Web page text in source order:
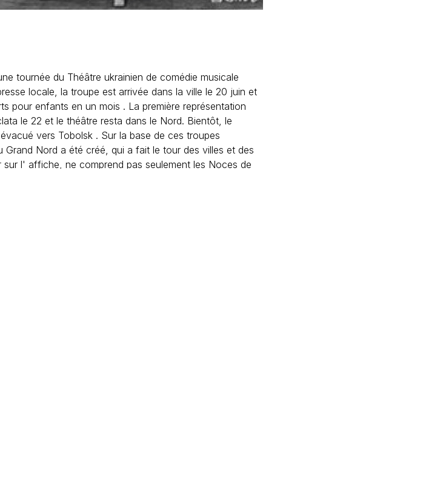
tournée du Théâtre ukrainien de comédie musicale
locale, la troupe est arrivée dans la ville le 20 juin et
pour enfants en un mois . La première représentation
le 22 et le théâtre resta dans le Nord. Bientôt, le
vers Tobolsk . Sur la base de ces troupes
Grand Nord a été créé, qui a fait le tour des villes et des
l' affiche, ne comprend pas seulement les Noces de